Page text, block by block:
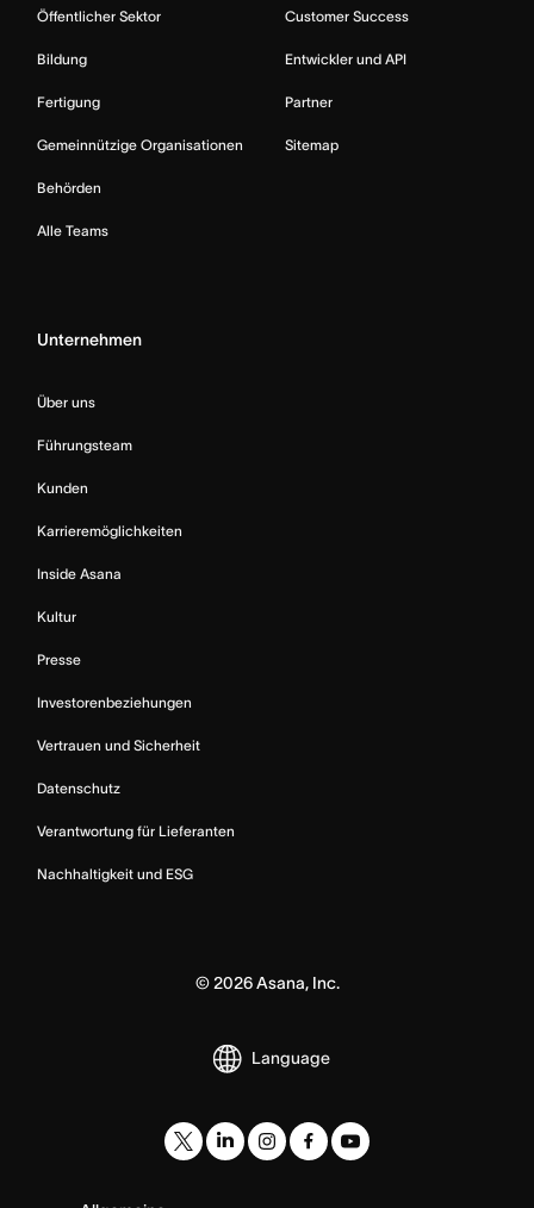
Öffentlicher Sektor
Bildung
Fertigung
Gemeinnützige Organisationen
Behörden
Alle Teams
Customer Success
Entwickler und API
Partner
Sitemap
Unternehmen
Über uns
Führungsteam
Kunden
Karrieremöglichkeiten
Inside Asana
Kultur
Presse
Investorenbeziehungen
Vertrauen und Sicherheit
Datenschutz
Verantwortung für Lieferanten
Nachhaltigkeit und ESG
© 2026Asana, Inc.
Language